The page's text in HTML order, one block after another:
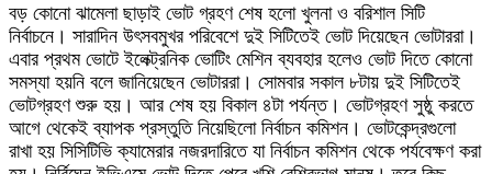
বড় কোনো ঝামেলা ছাড়াই ভোট গ্রহণ শেষ হলো খুলনা ও বরিশাল সিটি
নির্বাচনে। সারাদিন উৎসবমুখর পরিবেশে দুই সিটিতেই ভোট দিয়েছেন ভোটাররা।
এবার প্রথম ভোটে ইলেক্ট্রনিক ভোটিং মেশিন ব্যবহার হলেও ভোট দিতে কোনো
সমস্যা হয়নি বলে জানিয়েছেন ভোটাররা। সোমবার সকাল ৮টায় দুই সিটিতেই
ভোটগ্রহণ শুরু হয়। আর শেষ হয় বিকাল ৪টা পর্যন্ত। ভোটগ্রহণ সুষ্ঠু করতে
আগে থেকেই ব্যাপক প্রস্তুতি নিয়েছিলো নির্বাচন কমিশন। ভোটকেন্দ্রগুলো
রাখা হয় সিসিটিভি ক্যামেরার নজরদারিতে যা নির্বাচন কমিশন থেকে পর্যবেক্ষণ করা